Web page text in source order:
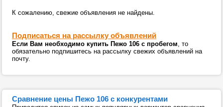
К сожалению, свежие объявления не найдены.
Подписаться на рассылку объявлений
Если Вам необходимо купить Пежо 106 с пробегом, то
обязательно подпишитесь на рассылку свежих объявлений на
почту.
Сравнение цены Пежо 106 с конкурентами